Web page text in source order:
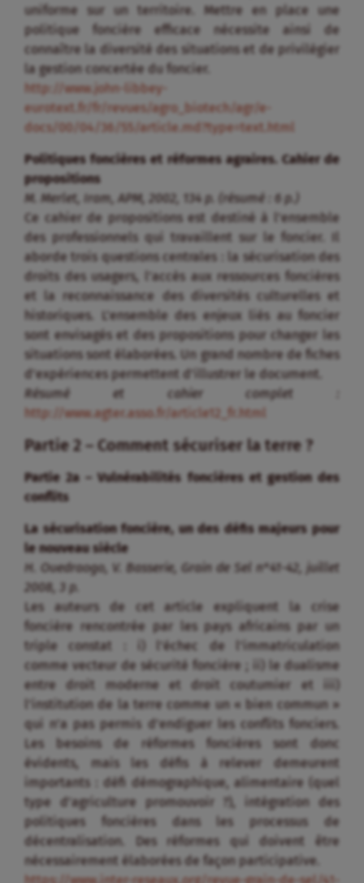
uniforme sur un territoire. Mettre en place une
politique foncière efficace nécessite ainsi de
connaître la diversité des situations et de privilégier
la gestion concertée du foncier.
http://www.john-libbey-
eurotext.fr/fr/revues/agro_biotech/agr/e-
docs/00/04/36/55/article.md?type=text.html
Politiques foncières et réformes agraires. Cahier de
propositions
M. Merlet, Iram, APM, 2002, 134 p. (résumé : 6 p.)
Ce cahier de propositions est destiné à l’ensemble
des professionnels qui travaillent sur le foncier. Il
aborde trois questions centrales : la sécurisation des
droits des usagers, l’accès aux ressources foncières
et la reconnaissance des diversités culturelles et
historiques. L’ensemble des enjeux liés au foncier
sont envisagés et des propositions pour changer les
situations sont élaborées. Un grand nombre de fiches
d’expériences permettent d’illustrer le document.
Résumé et cahier complet :
http://www.agter.asso.fr/article12_fr.html
Partie 2 – Comment sécuriser la terre ?
Partie 2a – Vulnérabilités foncières et gestion des
conflits
La sécurisation foncière, un des défis majeurs pour
le nouveau siècle
H. Ouedraogo, V. Basserie, Grain de Sel n°41-42, juillet
2008, 3 p.
Les auteurs de cet article expliquent la crise
foncière rencontrée par les pays africains par un
triple constat : i) l’échec de l’immatriculation
comme vecteur de sécurité foncière ; ii) le dualisme
entre droit moderne et droit coutumier et iii)
l’institution de la terre comme un « bien commun »
qui n’a pas permis d’endiguer les conflits fonciers.
Les besoins de réformes foncières sont donc
évidents, mais les défis à relever demeurent
importants : défi démographique, alimentaire (quel
type d’agriculture promouvoir ?), intégration des
politiques foncières dans les processus de
décentralisation. Des réformes qui doivent être
nécessairement élaborées de façon participative.